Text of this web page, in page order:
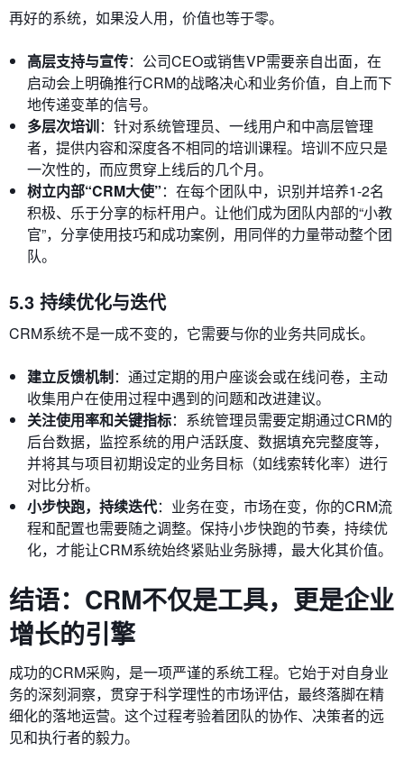
再好的系统，如果没人用，价值也等于零。
高层支持与宣传：公司CEO或销售VP需要亲自出面，在
启动会上明确推行CRM的战略决心和业务价值，自上而下
地传递变革的信号。
多层次培训：针对系统管理员、一线用户和中高层管理
者，提供内容和深度各不相同的培训课程。培训不应只是
一次性的，而应贯穿上线后的几个月。
树立内部“CRM大使”：在每个团队中，识别并培养1-2名
积极、乐于分享的标杆用户。让他们成为团队内部的“小教
官”，分享使用技巧和成功案例，用同伴的力量带动整个团
队。
5.3 持续优化与迭代
CRM系统不是一成不变的，它需要与你的业务共同成长。
建立反馈机制：通过定期的用户座谈会或在线问卷，主动
收集用户在使用过程中遇到的问题和改进建议。
关注使用率和关键指标：系统管理员需要定期通过CRM的
后台数据，监控系统的用户活跃度、数据填充完整度等，
并将其与项目初期设定的业务目标（如线索转化率）进行
对比分析。
小步快跑，持续迭代：业务在变，市场在变，你的CRM流
程和配置也需要随之调整。保持小步快跑的节奏，持续优
化，才能让CRM系统始终紧贴业务脉搏，最大化其价值。
结语：CRM不仅是工具，更是企业
增长的引擎
成功的CRM采购，是一项严谨的系统工程。它始于对自身业
务的深刻洞察，贯穿于科学理性的市场评估，最终落脚在精
细化的落地运营。这个过程考验着团队的协作、决策者的远
见和执行者的毅力。